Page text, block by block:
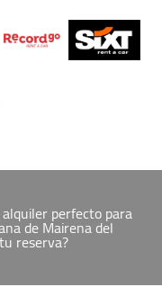
perfecto para
de Mairena del
reserva?